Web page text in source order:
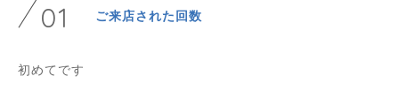
01 ご来店された回数
初めてです